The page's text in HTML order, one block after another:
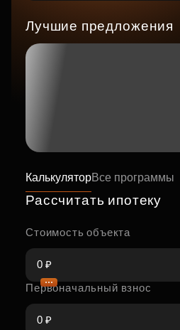
Лучшие предложения
КалькуляторВсе программы
Рассчитать ипотеку
Стоимость объекта
Первоначальный взнос